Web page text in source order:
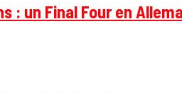
: un Final Four en